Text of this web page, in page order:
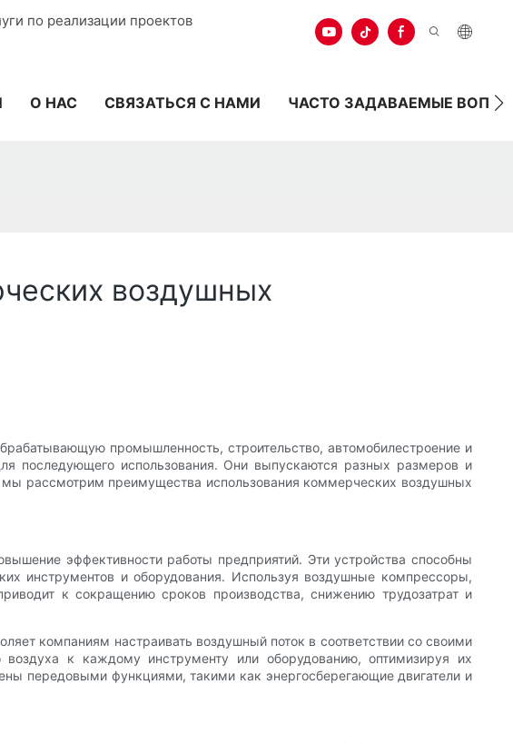
по реализации проектов
О НАС СВЯЗАТЬСЯ С НАМИ ЧАСТО ЗАДАВАЕМЫЕ
воздушных
промышленность, строительство, автомобилестроение и
последующего использования. Они выпускаются разных размеров и
мы рассмотрим преимущества использования коммерческих воздушных
эффективности работы предприятий. Эти устройства способны
инструментов и оборудования. Используя воздушные компрессоры,
к сокращению сроков производства, снижению трудозатрат и
компаниям настраивать воздушный поток в соответствии со своими
воздуха к каждому инструменту или оборудованию, оптимизируя их
передовыми функциями, такими как энергосберегающие двигатели и